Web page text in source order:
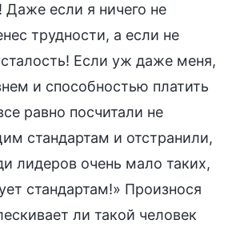
Даже если я ничего не
трудности, а если не
Если уж даже меня,
и способностью платить
равно посчитали не
стандартам и отстранили,
лидеров очень мало таких,
стандартам!» Произнося
ли такой человек